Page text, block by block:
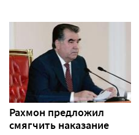
Рахмон предложил
смягчить наказание